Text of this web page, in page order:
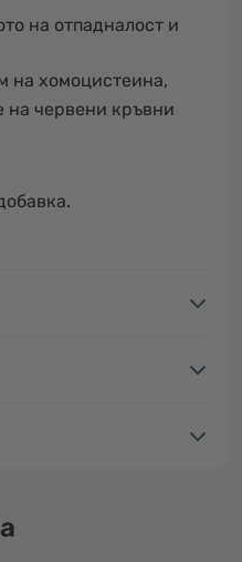
на отпадналост и
на хомоцистеина,
на червени кръвни